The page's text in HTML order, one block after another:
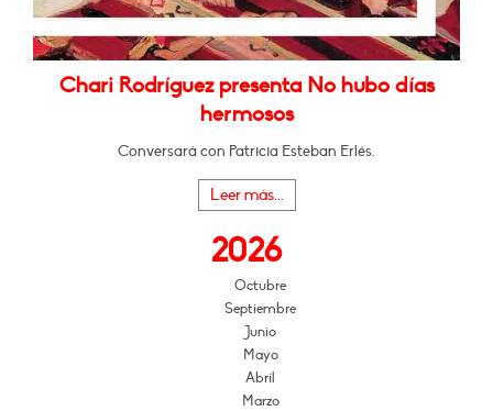
Chari Rodríguez presenta No hubo días
hermosos
Conversará con Patricia Esteban Erlés.
Leer más...
2026
Octubre
Septiembre
Junio
Mayo
Abril
Marzo